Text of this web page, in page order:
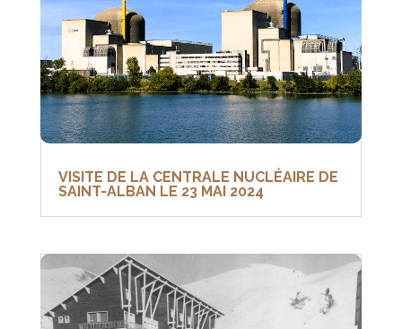
VISITE DE LA CENTRALE NUCLÉAIRE DE
SAINT-ALBAN LE 23 MAI 2024